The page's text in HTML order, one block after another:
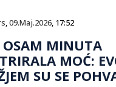
,09.Maj.2026, 17:52
OSAM MINUTA
MOĆ:
SU SE